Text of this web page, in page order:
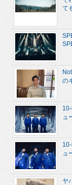
て
の
ュ
ュ
ヤ